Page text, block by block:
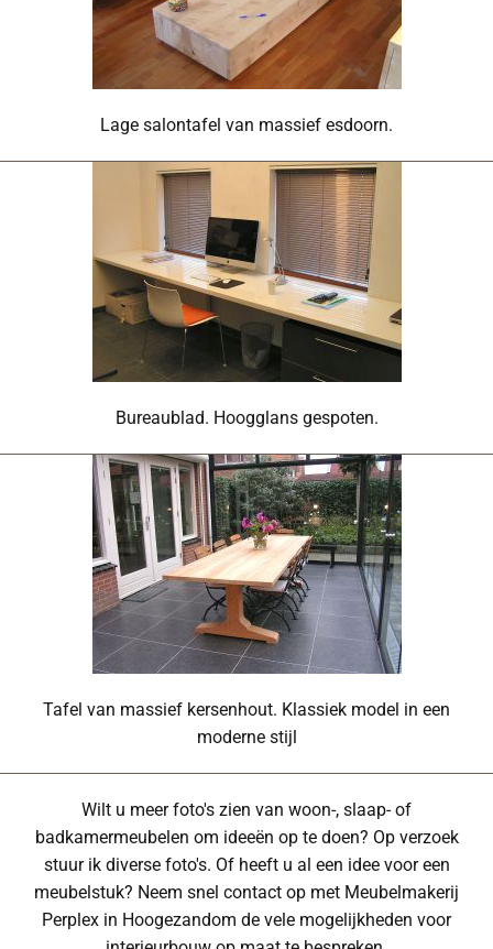
Lage salontafel van massief esdoorn.
Bureaublad. Hoogglans gespoten.
Tafel van massief kersenhout. Klassiek model in een
moderne stijl
Wilt u meer foto's zien van woon-, slaap- of
badkamermeubelen om ideeën op te doen? Op verzoek
stuur ik diverse foto's. Of heeft u al een idee voor een
meubelstuk? Neem snel contact op met Meubelmakerij
Perplex in Hoogezandom de vele mogelijkheden voor